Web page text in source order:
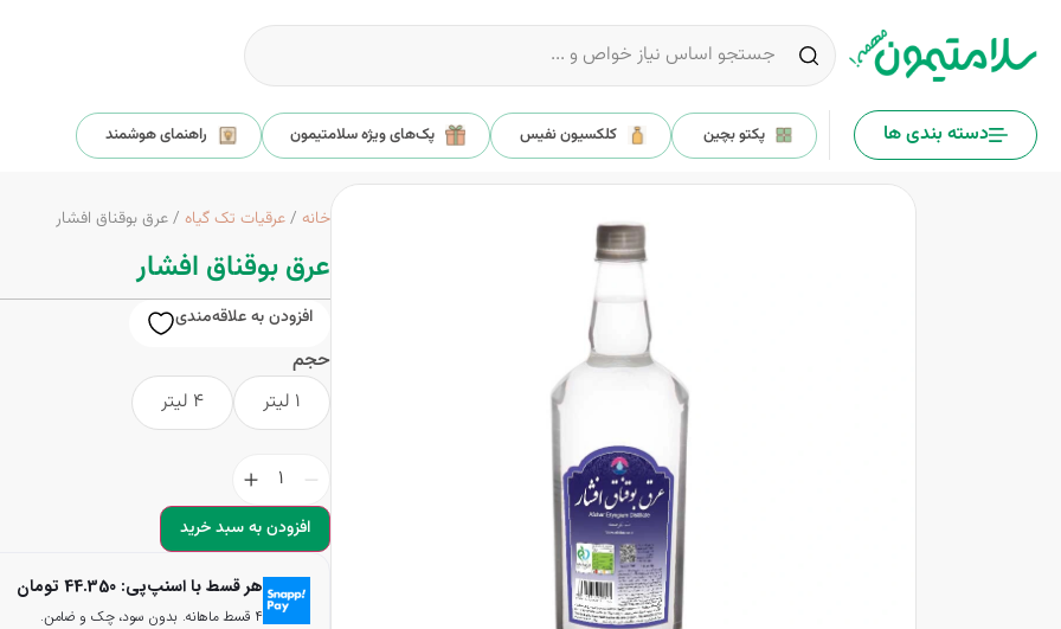
دسته بندی ها پکتو بچین کلکسیون نفیس پک‌های ویژه سلامتیمون راهنمای هوشمند
خانه /عرقیات تک گیاه / عرق بوقناق افشار
عرق بوقناق افشار
افزودن به علاقه‌مندی
حجم
1 لیتر
4 لیتر
افزودن به سبد خرید
هر قسط با اسنپ‌پی: 44.350 تومان
۴ قسط ماهانه. بدون سود، چک و ضامن.